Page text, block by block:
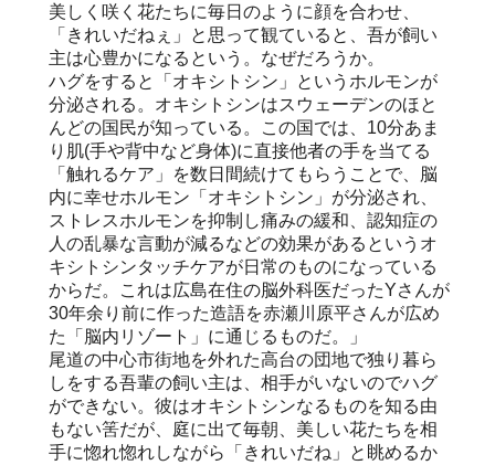
美しく咲く花たちに毎日のように顔を合わせ、
「きれいだねぇ」と思って観ていると、吾が飼い
主は心豊かになるという。なぜだろうか。
ハグをすると「オキシトシン」というホルモンが
分泌される。オキシトシンはスウェーデンのほと
んどの国民が知っている。この国では、10分あま
り肌(手や背中など身体)に直接他者の手を当てる
「触れるケア」を数日間続けてもらうことで、脳
内に幸せホルモン「オキシトシン」が分泌され、
ストレスホルモンを抑制し痛みの緩和、認知症の
人の乱暴な言動が減るなどの効果があるというオ
キシトシンタッチケアが日常のものになっている
からだ。これは広島在住の脳外科医だったYさんが
30年余り前に作った造語を赤瀬川原平さんが広め
た「脳内リゾート」に通じるものだ。」
尾道の中心市街地を外れた高台の団地で独り暮ら
しをする吾輩の飼い主は、相手がいないのでハグ
ができない。彼はオキシトシンなるものを知る由
もない筈だが、庭に出て毎朝、美しい花たちを相
手に惚れ惚れしながら「きれいだね」と眺めるか